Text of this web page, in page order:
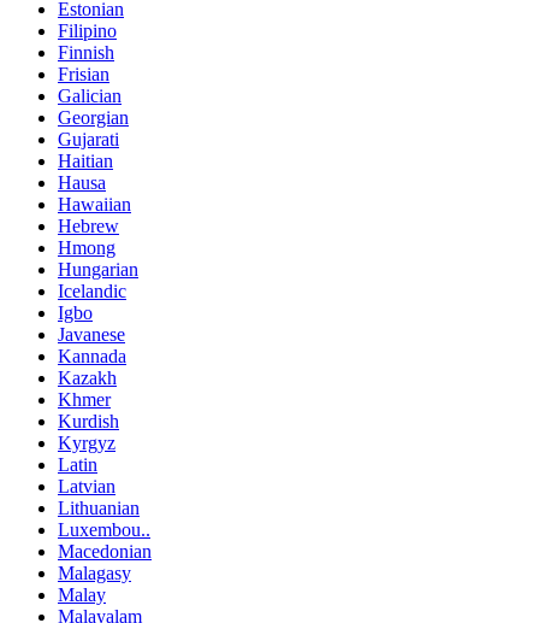
Estonian
Filipino
Finnish
Frisian
Galician
Georgian
Gujarati
Haitian
Hausa
Hawaiian
Hebrew
Hmong
Hungarian
Icelandic
Igbo
Javanese
Kannada
Kazakh
Khmer
Kurdish
Kyrgyz
Latin
Latvian
Lithuanian
Luxembou..
Macedonian
Malagasy
Malay
Malayalam